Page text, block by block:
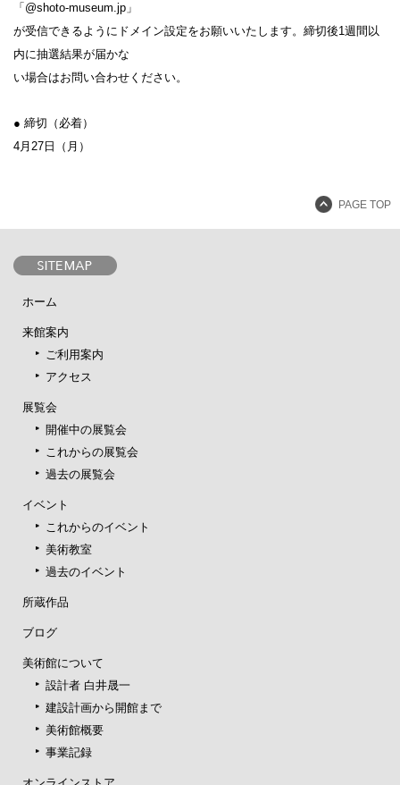
「@shoto-museum.jp」
が受信できるようにドメイン設定をお願いいたします。締切後1週間以
内に抽選結果が届かな
い場合はお問い合わせください。
● 締切（必着）
4月27日（月）
PAGE TOP
ホーム
来館案内
ご利用案内
アクセス
展覧会
開催中の展覧会
これからの展覧会
過去の展覧会
イベント
これからのイベント
美術教室
過去のイベント
所蔵作品
ブログ
美術館について
設計者 白井晟一
建設計画から開館まで
美術館概要
事業記録